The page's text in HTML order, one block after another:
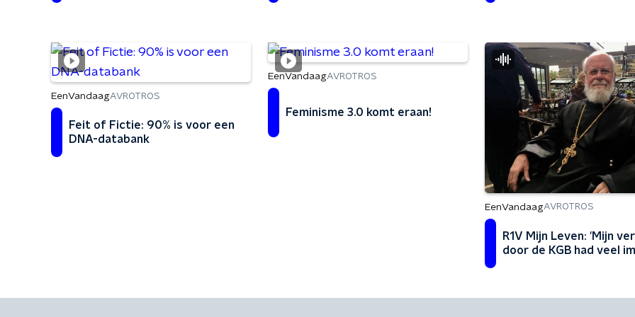
EenVandaagAVROTROS
Feit of Fictie: 90% is voor een
DNA-databank
EenVandaagAVROTROS
Feminisme 3.0 komt eraan!
EenVandaagAVROTROS
R1V Mijn Leven: 'Mijn
door de KGB had veel